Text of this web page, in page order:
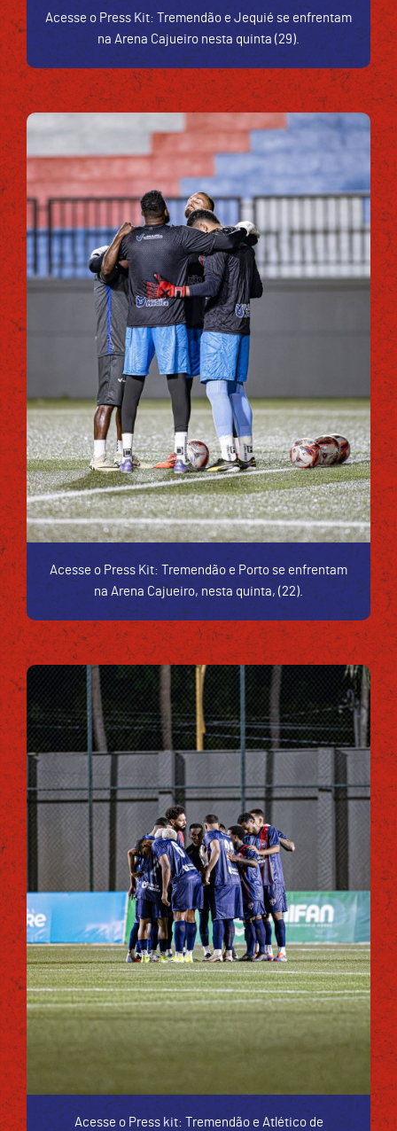
Acesse o Press Kit: Tremendão e Jequié se enfrentam
na Arena Cajueiro nesta quinta (29).
Acesse o Press Kit: Tremendão e Porto se enfrentam
na Arena Cajueiro, nesta quinta, (22).
Acesse o Press kit: Tremendão e Atlético de